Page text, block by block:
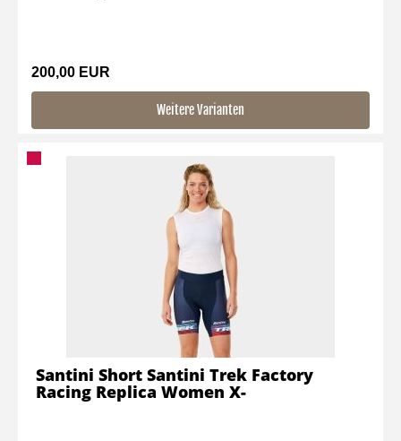
200,00 EUR
Weitere Varianten
Santini Short Santini Trek Factory
Racing Replica Women X-